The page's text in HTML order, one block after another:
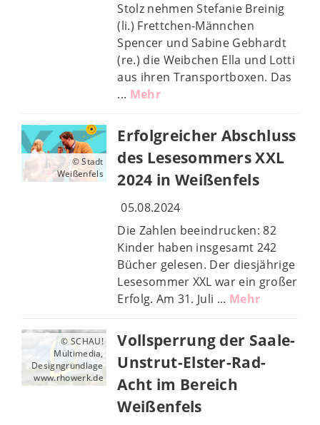
Stolz nehmen Stefanie Breinig
(li.) Frettchen-Männchen
Spencer und Sabine Gebhardt
(re.) die Weibchen Ella und Lotti
aus ihren Transportboxen. Das
... Mehr
© Stadt
Weißenfels
Erfolgreicher Abschluss
des Lesesommers XXL
2024 in Weißenfels
05.08.2024
Die Zahlen beeindrucken: 82
Kinder haben insgesamt 242
Bücher gelesen. Der diesjährige
Lesesommer XXL war ein großer
Erfolg. Am 31. Juli ... Mehr
© SCHAU!
Multimedia,
Designgrundlage
www.rhowerk.de
Vollsperrung der Saale-
Unstrut-Elster-Rad-
Acht im Bereich
Weißenfels